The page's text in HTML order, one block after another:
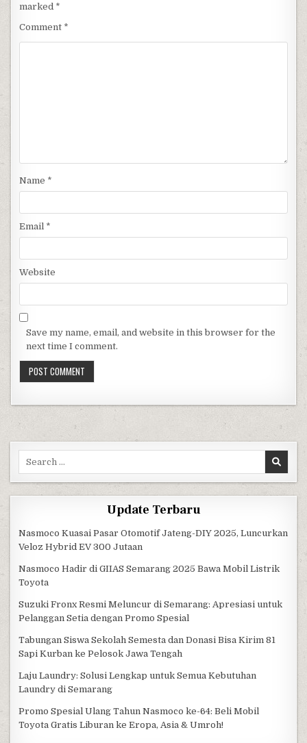
marked *
Comment *
Name *
Email *
Website
Save my name, email, and website in this browser for the
next time I comment.
Update Terbaru
Nasmoco Kuasai Pasar Otomotif Jateng-DIY 2025, Luncurkan
Veloz Hybrid EV 300 Jutaan
Nasmoco Hadir di GIIAS Semarang 2025 Bawa Mobil Listrik
Toyota
Suzuki Fronx Resmi Meluncur di Semarang: Apresiasi untuk
Pelanggan Setia dengan Promo Spesial
Tabungan Siswa Sekolah Semesta dan Donasi Bisa Kirim 81
Sapi Kurban ke Pelosok Jawa Tengah
Laju Laundry: Solusi Lengkap untuk Semua Kebutuhan
Laundry di Semarang
Promo Spesial Ulang Tahun Nasmoco ke-64: Beli Mobil
Toyota Gratis Liburan ke Eropa, Asia & Umroh!